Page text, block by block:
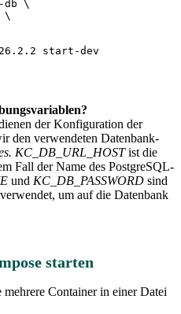
db \
\
der Konfiguration der
den verwendeten Datenbank-
KC_DB_URL_HOSTist die
Fall der Name des PostgreSQL-
und KC_DB_PASSWORD sind
um auf die Datenbank
starten
Container in einer Datei